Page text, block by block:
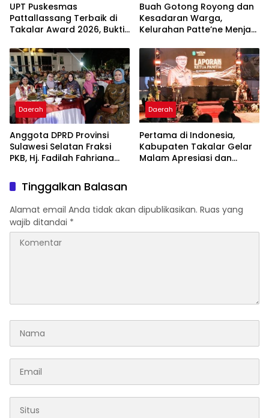
UPT Puskesmas
Pattallassang Terbaik di
Takalar Award 2026, Bukti
Pelayanan Kesehatan
Berkualitas
Buah Gotong Royong dan
Kesadaran Warga,
Kelurahan Patte’ne Menjadi
2026
Daerah
Anggota DPRD Provinsi
Sulawesi Selatan Fraksi
PKB, Hj. Fadilah Fahriana
Takalar Menyalakan
Lentera Pengabdian
Melalui Malam Apresiasi
dan Inovasi Award 2026
Daerah
Pertama di Indonesia,
Kabupaten Takalar Gelar
Malam Apresiasi dan
Berprestasi
Tinggalkan Balasan
Alamat email Anda tidak akan dipublikasikan. Ruas yang
wajib ditandai *